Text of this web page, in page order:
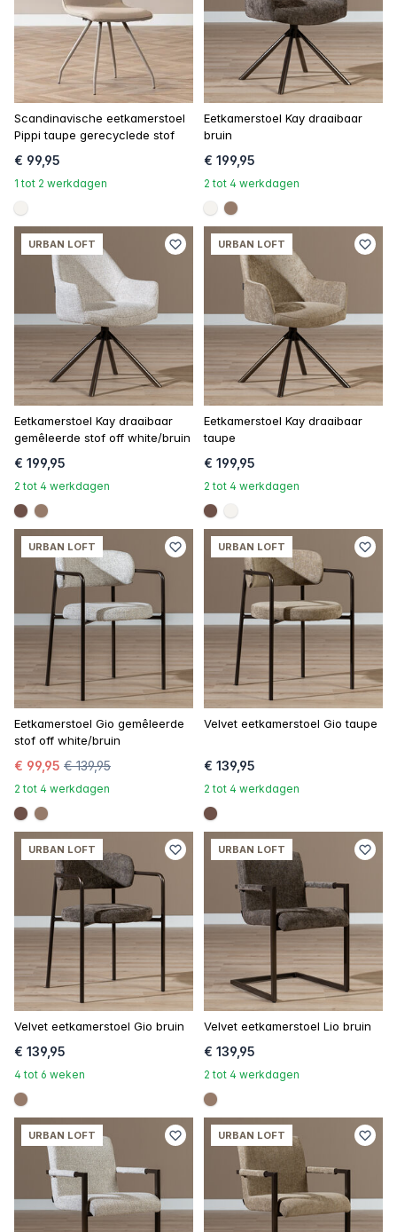
Scandinavische eetkamerstoel
Pippi taupe gerecyclede stof
€ 99,95
1 tot 2 werkdagen
#f5f3ef
Eetkamerstoel Kay draaibaar
bruin
€ 199,95
2 tot 4 werkdagen
#f5f3ef#967b6a
URBAN LOFT
Eetkamerstoel Kay draaibaar
gemêleerde stof off white/bruin
€ 199,95
2 tot 4 werkdagen
#6e5148
#967b6a
URBAN LOFT
Eetkamerstoel Kay draaibaar
taupe
€ 199,95
2 tot 4 werkdagen
#6e5148
#f5f3ef
URBAN LOFT
Eetkamerstoel Gio gemêleerde
stof off white/bruin
€ 99,95 € 139,95
2 tot 4 werkdagen
#6e5148
#967b6a
URBAN LOFT
Velvet eetkamerstoel Gio taupe
€ 139,95
2 tot 4 werkdagen
#6e5148
URBAN LOFT
Velvet eetkamerstoel Gio bruin
€ 139,95
4 tot 6 weken
#967b6a
URBAN LOFT
Velvet eetkamerstoel Lio bruin
€ 139,95
2 tot 4 werkdagen
#967b6a
URBAN LOFT URBAN LOFT